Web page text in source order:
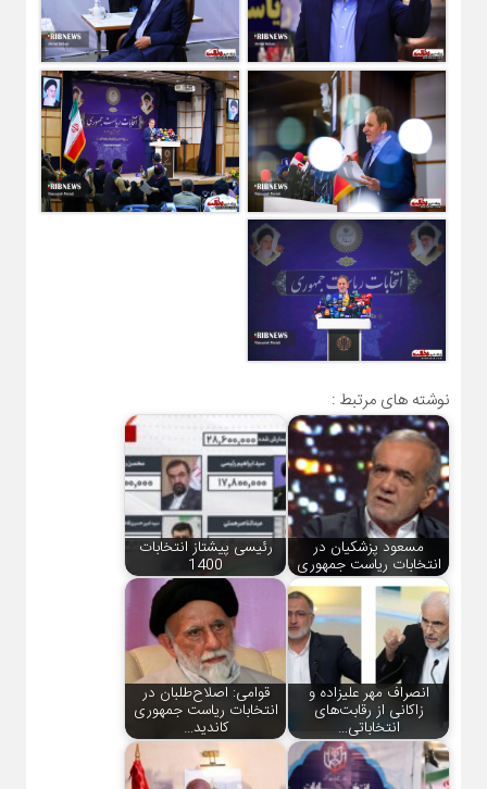
نوشته های مرتبط :
مسعود پزشکیان در
انتخابات ریاست جمهوری
رئیسی پیشتاز انتخابات
1400
انصراف مهر علیزاده و
زاکانی از رقابت‌های
انتخاباتی…
قوامی: اصلاح‌طلبان در
انتخابات ریاست جمهوری
کاندید…